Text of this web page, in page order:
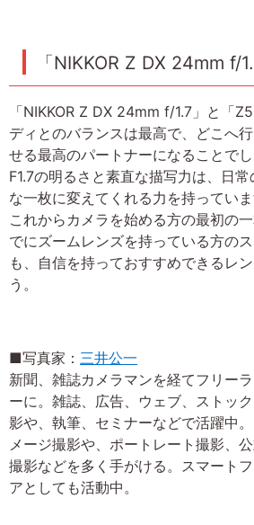
「NIKKOR Z DX 24mm f/
「NIKKOR Z DX 24mm f/1.7」と「
ディとのバランスは最高で、どこへ
せる最高のパートナーになることでし
F1.7の明るさと素直な描写力は、日
な一枚に変えてくれる力を持っていま
これからカメラを始める方の最初の
でにズームレンズを持っている方の
も、自信を持っておすすめできるレ
う。
■写真家： 三井公一
新聞、雑誌カメラマンを経てフリー
ーに。雑誌、広告、ウェブ、ストッ
影や、執筆、セミナーなどで活躍中
メージ撮影や、ポートレート撮影、
撮影などを多く手がける。スマート
アとしても活動中。